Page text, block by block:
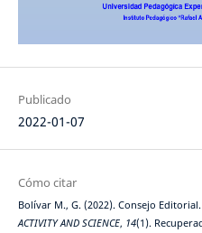
Publicado
2022-01-07
Cómo citar
Bolívar M., G. (2022). Consejo Editorial.
ACTIVITY AND SCIENCE, 14(1).